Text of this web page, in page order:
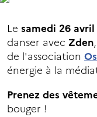
Le samedi 26 avril
danser avec Zden
de l'association
énergie à la
Prenez des
bouger !